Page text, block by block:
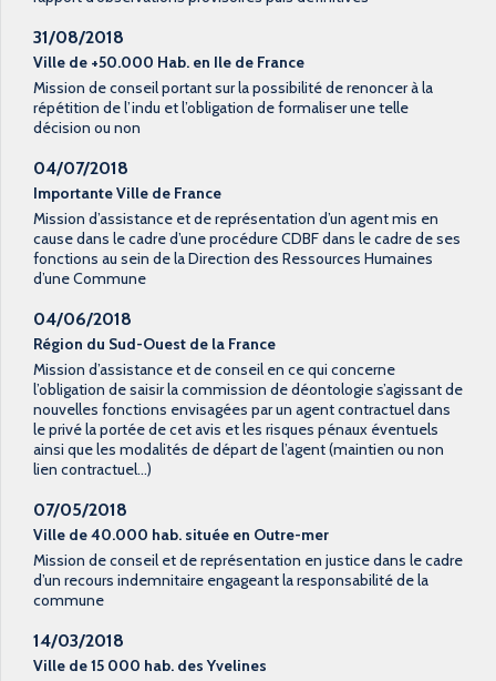
31/08/2018
Ville de +50.000 Hab. en Ile de France
Mission de conseil portant sur la possibilité de renoncer à la
répétition de l’indu et l’obligation de formaliser une telle
décision ou non
04/07/2018
Importante Ville de France
Mission d’assistance et de représentation d’un agent mis en
cause dans le cadre d’une procédure CDBF dans le cadre de ses
fonctions au sein de la Direction des Ressources Humaines
d’une Commune
04/06/2018
Région du Sud-Ouest de la France
Mission d’assistance et de conseil en ce qui concerne
l’obligation de saisir la commission de déontologie s’agissant de
nouvelles fonctions envisagées par un agent contractuel dans
le privé la portée de cet avis et les risques pénaux éventuels
ainsi que les modalités de départ de l’agent (maintien ou non
lien contractuel…)
07/05/2018
Ville de 40.000 hab. située en Outre-mer
Mission de conseil et de représentation en justice dans le cadre
d’un recours indemnitaire engageant la responsabilité de la
commune
14/03/2018
Ville de 15 000 hab. des Yvelines